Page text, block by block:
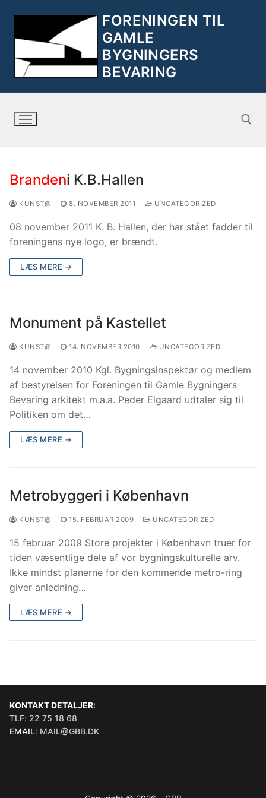
FORENINGEN TIL
GAMLE
BYGNINGERS
BEVARING
Brandeni K.B.Hallen
KUNST@ 8. NOVEMBER 2011 UNCATEGORIZED
08 november 2011 K. B. Hallen, der har stået fadder til
foreningens nye logo, er brændt.
LÆS MERE →
Monument på Kastellet
KUNST@ 14. NOVEMBER 2010 UNCATEGORIZED
14 november 2010 Kgl. Bygningsinspektør og medlem
af bestyrelsen for Foreningen til Gamle Bygningers
Bevaring arkitekt m.a.a. Peder Elgaard udtaler sig til
Politiken om det…
LÆS MERE →
Metrobyggeri i København
KUNST@ 15. FEBRUAR 2009 UNCATEGORIZED
15 februar 2009 Store projekter i København truer for
tiden væsentlige dele af vor bygningskulturelle arv.
Ikke mindst planerne for den kommende metro-ring
giver anledning…
LÆS MERE →
KONTAKT DETALJER:
TLF: 22 75 18 68
EMAIL: MAIL@GBB.DK